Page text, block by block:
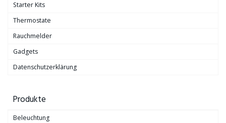
Starter Kits
Thermostate
Rauchmelder
Gadgets
Datenschutzerklärung
Produkte
Beleuchtung